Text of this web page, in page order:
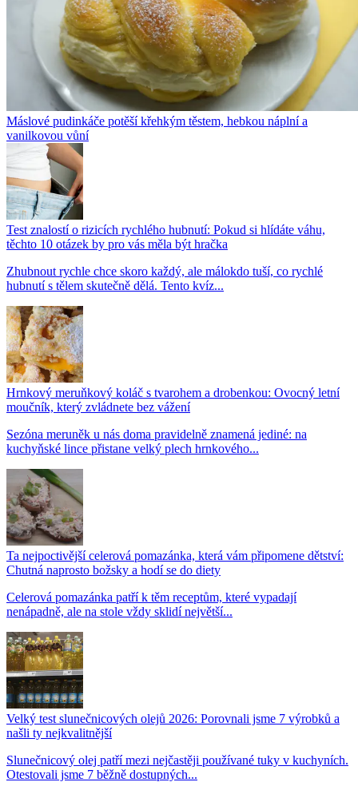
Máslové pudinkáče potěší křehkým těstem, hebkou náplní a
vanilkovou vůní
Test znalostí o rizicích rychlého hubnutí: Pokud si hlídáte váhu,
těchto 10 otázek by pro vás měla být hračka
Zhubnout rychle chce skoro každý, ale málokdo tuší, co rychlé
hubnutí s tělem skutečně dělá. Tento kvíz...
Hrnkový meruňkový koláč s tvarohem a drobenkou: Ovocný letní
moučník, který zvládnete bez vážení
Sezóna meruněk u nás doma pravidelně znamená jediné: na
kuchyňské lince přistane velký plech hrnkového...
Ta nejpoctivější celerová pomazánka, která vám připomene dětství:
Chutná naprosto božsky a hodí se do diety
Celerová pomazánka patří k těm receptům, které vypadají
nenápadně, ale na stole vždy sklidí největší...
Velký test slunečnicových olejů 2026: Porovnali jsme 7 výrobků a
našli ty nejkvalitnější
Slunečnicový olej patří mezi nejčastěji používané tuky v kuchyních.
Otestovali jsme 7 běžně dostupných...